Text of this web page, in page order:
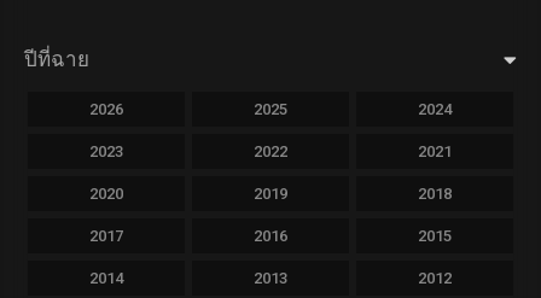
ปีที่ฉาย
2026 2025 2024
2023 2022 2021
2020 2019 2018
2017 2016 2015
2014 2013 2012